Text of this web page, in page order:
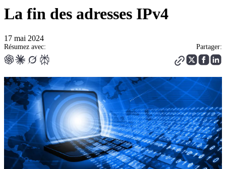
La fin des adresses IPv4
17 mai 2024
Résumez avec: Partager: